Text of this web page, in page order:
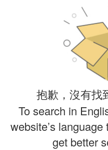
抱歉，沒有找
To search in
website’s
get better